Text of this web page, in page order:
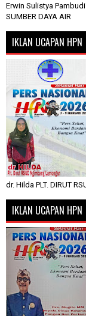
Erwin Sulistya Pambudi
SUMBER DAYA AIR
IKLAN UCAPAN HPN
dr. Hilda PLT. DIRUT
IKLAN UCAPAN HPN